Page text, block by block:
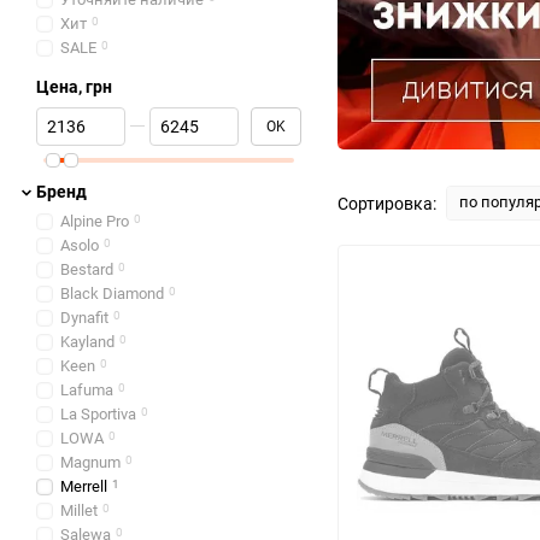
Сортировка: по
Хит 0
SALE 0
Цена, грн
От Цена, грн
До Цена, грн OK
Бренд
Alpine Pro 0
Asolo 0
Bestard 0
Black Diamond 0
Dynafit 0
Kayland 0
Keen 0
Lafuma 0
La Sportiva 0
LOWA 0
Magnum 0
Merrell 1
Millet 0
Salewa 0